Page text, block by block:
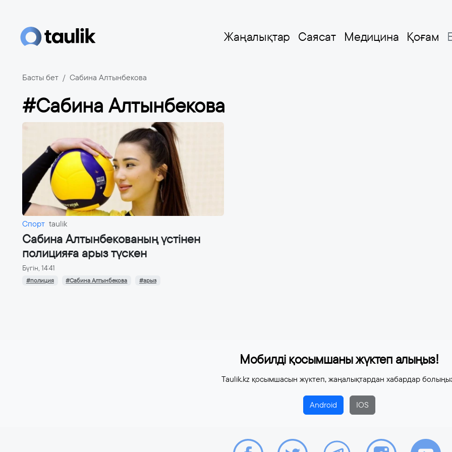
Жаңалықтар Саясат Медицина Қоғам
Басты бет Сабина Алтынбекова
#Сабина Алтынбекова
Спорт taulik
Сабина Алтынбекованың үстінен
полицияға арыз түскен
Бүгін, 14:41
#полиция #Сабина Алтынбекова #арыз
Мобилді қосымшаны жүктеп алыңыз!
Taulik.kz қосымшасын жүктеп, жаңалықтардан хабардар
Android IOS